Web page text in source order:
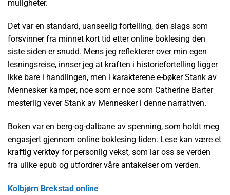
muligheter.
Det var en standard, uanseelig fortelling, den slags som
forsvinner fra minnet kort tid etter online boklesing den
siste siden er snudd. Mens jeg reflekterer over min egen
lesningsreise, innser jeg at kraften i historiefortelling ligger
ikke bare i handlingen, men i karakterene e-bøker Stank av
Mennesker kamper, noe som er noe som Catherine Barter
mesterlig vever Stank av Mennesker i denne narrativen.
Boken var en berg-og-dalbane av spenning, som holdt meg
engasjert gjennom online boklesing tiden. Lese kan være et
kraftig verktøy for personlig vekst, som lar oss se verden
fra ulike epub og utfordrer våre antakelser om verden.
Kolbjørn Brekstad online